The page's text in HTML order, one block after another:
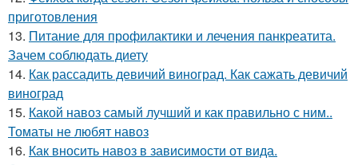
приготовления
13. Питание для профилактики и лечения панкреатита.
Зачем соблюдать диету
14. Как рассадить девичий виноград. Как сажать девичий
виноград
15. Какой навоз самый лучший и как правильно с ним..
Томаты не любят навоз
16. Как вносить навоз в зависимости от вида.